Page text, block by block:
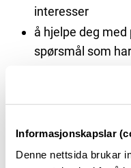
Informasjonskapslar
Denne nettsida brukar
interesser
å hjelpe deg
spørsmål som
Rådgjevarane har